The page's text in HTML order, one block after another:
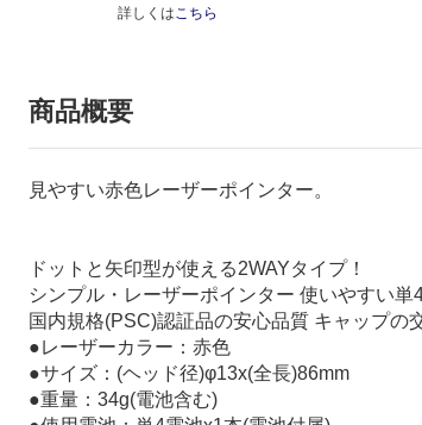
詳しくはこちら
商品概要
見やすい赤色レーザーポインター。
ドットと矢印型が使える2WAYタイプ！
シンプル・レーザーポインター 使いやすい単
国内規格(PSC)認証品の安心品質 キャップの
●レーザーカラー：赤色
●サイズ：(ヘッド径)φ13x(全長)86mm
●重量：34g(電池含む)